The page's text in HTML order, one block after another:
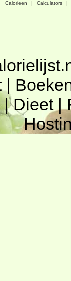
Calorieen | Calculators |
|
|Dieet|